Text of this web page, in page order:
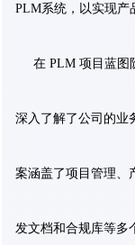
PLM系统，以实现产
在 PLM 项目蓝图
深入了解了公司的业
案涵盖了项目管理、
发文档和合规库等多